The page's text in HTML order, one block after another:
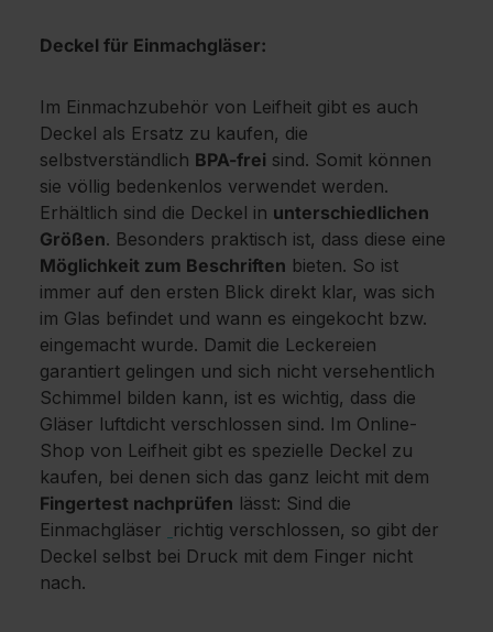
Deckel für Einmachgläser:
Im Einmachzubehör von Leifheit gibt es auch
Deckel als Ersatz zu kaufen, die
selbstverständlich BPA-frei sind. Somit können
sie völlig bedenkenlos verwendet werden.
Erhältlich sind die Deckel in unterschiedlichen
Größen. Besonders praktisch ist, dass diese eine
Möglichkeit zum Beschriften bieten. So ist
immer auf den ersten Blick direkt klar, was sich
im Glas befindet und wann es eingekocht bzw.
eingemacht wurde. Damit die Leckereien
garantiert gelingen und sich nicht versehentlich
Schimmel bilden kann, ist es wichtig, dass die
Gläser luftdicht verschlossen sind. Im Online-
Shop von Leifheit gibt es spezielle Deckel zu
kaufen, bei denen sich das ganz leicht mit dem
Fingertest nachprüfen lässt: Sind die
Einmachgläser
richtig verschlossen, so gibt der
Deckel selbst bei Druck mit dem Finger nicht
nach.